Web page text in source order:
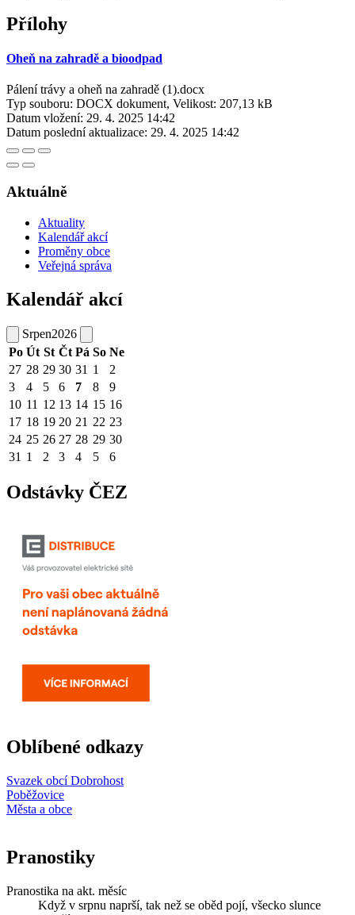
Přílohy
Oheň na zahradě a bioodpad
Pálení trávy a oheň na zahradě (1).docx
Typ souboru: DOCX dokument, Velikost: 207,13 kB
Datum vložení: 29. 4. 2025 14:42
Datum poslední aktualizace: 29. 4. 2025 14:42
Aktuálně
Aktuality
Kalendář akcí
Proměny obce
Veřejná správa
Kalendář akcí
Srpen2026
Po Út St Čt Pá So Ne
27 28 29 30 31 1
2
3
4 5 6 7 8
9
10 11 12 13 14 15 16
17 18 19 20 21 22 23
24 25 26 27 28 29 30
31 1 2 3 4 5 6
Odstávky ČEZ
Oblíbené odkazy
Svazek obcí Dobrohost
Poběžovice
Města a obce
Pranostiky
Pranostika na akt. měsíc
Když v srpnu naprší, tak než se oběd pojí, všecko slunce